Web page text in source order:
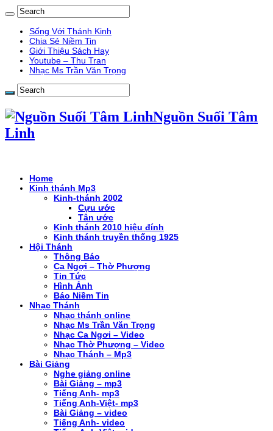
Sống Với Thánh Kinh
Chia Sẻ Niềm Tin
Giới Thiệu Sách Hay
Youtube – Thu Tran
Nhạc Ms Trần Văn Trọng
Nguồn Suối Tâm
Linh
Home
Kinh thánh Mp3
Kinh-thánh 2002
Cựu ước
Tân ước
Kinh thánh 2010 hiệu đính
Kinh thánh truyền thống 1925
Hội Thánh
Thông Báo
Ca Ngợi – Thờ Phượng
Tin Tức
Hình Ảnh
Báo Niềm Tin
Nhạc Thánh
Nhạc thánh online
Nhạc Ms Trần Văn Trọng
Nhạc Ca Ngơi – Video
Nhạc Thờ Phượng – Video
Nhạc Thánh – Mp3
Bài Giảng
Nghe giảng online
Bài Giảng – mp3
Tiếng Anh- mp3
Tiếng Anh-Việt- mp3
Bài Giảng – video
Tiếng Anh- video